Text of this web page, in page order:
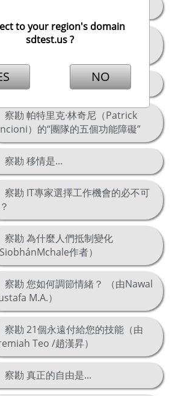
察勘 建立自信的性別差異（IFD
察勘 XING.COM文化評估
察勘 帕特里克·林奇尼（Patrick
）的“團隊的五個功能障礙”
察勘 移情是...
察勘 IT專家選擇工作機會的必不可
察勘 為什麼人們抵制變化
SiobhánMchale作者）
察勘 您如何調節情緒？ （由Nawal
M.A.）
察勘 21個永遠付給您的技能（由
Teo /趙漢昇）
察勘 真正的自由是...
to your region's domain
sdtest.us ?
NO